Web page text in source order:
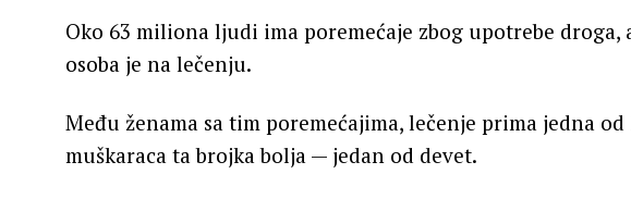
Oko 63 miliona ljudi ima poremećaje zbog upotrebe droga,
osoba je na lečenju.
Među ženama sa tim poremećajima, lečenje prima jedna od
muškaraca ta brojka bolja — jedan od devet.